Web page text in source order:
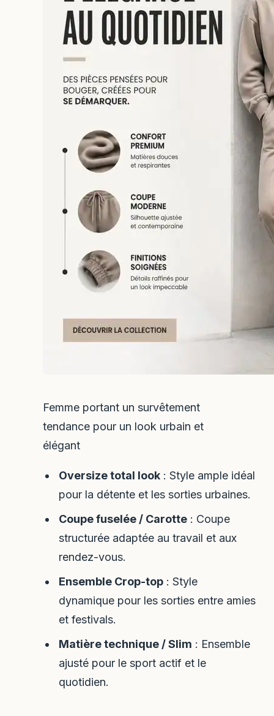
Femme portant un survêtement
tendance pour un look urbain et
élégant
Oversize total look: Style ample idéal
pour la détente et les sorties urbaines.
Coupe fuselée / Carotte: Coupe
structurée adaptée au travail et aux
rendez-vous.
Ensemble Crop-top: Style
dynamique pour les sorties entre amies
et festivals.
Matière technique / Slim : Ensemble
ajusté pour le sport actif et le
quotidien.